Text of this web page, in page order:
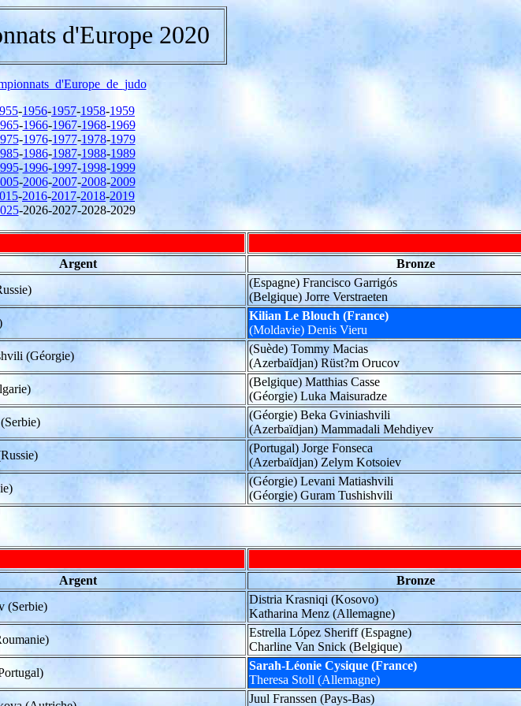
d'Europe 2020
-1956-1957-1958-1959
-1966-1967-1968-1969
-1976-1977-1978-1979
-1986-1987-1988-1989
-1996-1997-1998-1999
-2006-2007-2008-2009
-2016-2017-2018-2019
-2026-2027-2028-2029
Argent
Bronze
(Espagne) Francisco Garrigós
(Belgique) Jorre Verstraeten
Kilian Le Blouch (France)
(Moldavie) Denis Vieru
(Géorgie)
(Suède) Tommy Macias
(Azerbaïdjan) Rüst?m Orucov
(Belgique) Matthias Casse
(Géorgie) Luka Maisuradze
(Géorgie) Beka Gviniashvili
(Azerbaïdjan) Mammadali Mehdiyev
(Portugal) Jorge Fonseca
(Azerbaïdjan) Zelym Kotsoiev
(Géorgie) Levani Matiashvili
(Géorgie) Guram Tushishvili
Argent
Bronze
(Serbie)
Distria Krasniqi (Kosovo)
Katharina Menz (Allemagne)
Estrella López Sheriff (Espagne)
Charline Van Snick (Belgique)
Sarah-Léonie Cysique (France)
Theresa Stoll (Allemagne)
Juul Franssen (Pays-Bas)